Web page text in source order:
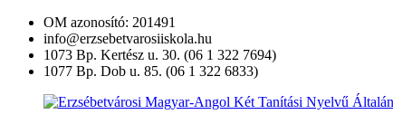
Ugrás
tartalomra
OM azonosító: 201491
info@erzsebetvarosiiskola.hu
1073 Bp. Kertész u. 30. (06 1 322 7694)
1077 Bp. Dob u. 85. (06 1 322 6833)